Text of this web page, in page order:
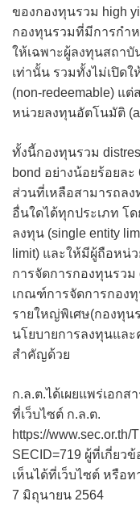
ของกองทุนรวม high
กองทุนรวมที่มีการกำ
ให้เฉพาะผู้ลงทุนสถา
เท่านั้น รวมทั้งไม่เปิด
(non-redeemable) แ
หน่วยลงทุนอัตโนมัติ
ทั้งนี้กองทุนรวม
bond อย่างน้อยร้อยล
ส่วนที่เหลือสามารถลง
อื่นใดได้ทุกประเภท โ
ลงทุน (single entity
limit) และให้มีผู้ถือหน่
การจัดการกองทุนรวม
เกณฑ์การจัดการกอง
รายใหญ่พิเศษ(กองทุน
นโยบายการลงทุนแล
สำคัญด้วย
ก.ล.ต.ได้เผยแพร่เอกส
ที่เว็บไซต์ ก.ล.ต.
https://www.sec.or.th/
SECID=719 ผู้ที่เกี่ยว
เห็นได้ที่เว็บไซต์ หรือท
7 มิถุนายน 2564